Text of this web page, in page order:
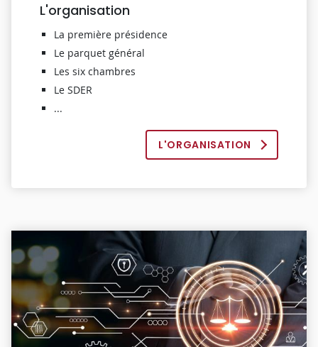
L'organisation
La première présidence
Le parquet général
Les six chambres
Le SDER
...
L'ORGANISATION